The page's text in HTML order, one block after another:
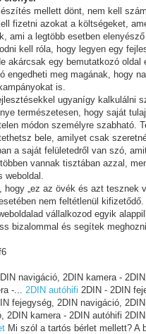
mellett dönt, nem kell
fizetni azokat a költségeket,
ami a legtöbb esetben
kell róla, hogy legyen egy
akárcsak egy bemutatkozó oldal
engedheti meg magának, hogy
is.
ugyanígy kalkulálni
természetesen, hogy saját
módon személyre szabható.
bele, amilyet csak
a saját felületedről van szó,
vannak tisztában azzal,
weboldal.
„ez az övék és azt tesznek
nem feltétlenül
vállalkozod egyik
bizalommal és segítek
navigáció, 2DIN kamera -
-... 2DIN autóhifi 2DIN - 2DIN
fejegység, 2DIN navigáció,
2DIN kamera - 2DIN autóhifi
Mi szól a tartós bérlet mellett? A